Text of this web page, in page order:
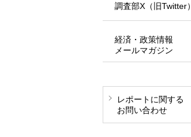
調査部X（旧Twitter）
経済・政策情報
メールマガジン
レポートに関する
お問い合わせ